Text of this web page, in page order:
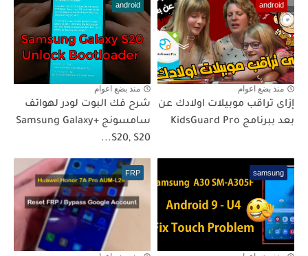
android
منذ بضع اعوام
إزاى تراقب موبيلات اولادك عن
بعد ببرنامج KidsGuard Pro
android
منذ بضع اعوام
شرح فك البوت لودر لهواتف
سامسونج +Samsung Galaxy
S20, S20...
samsung
FRP